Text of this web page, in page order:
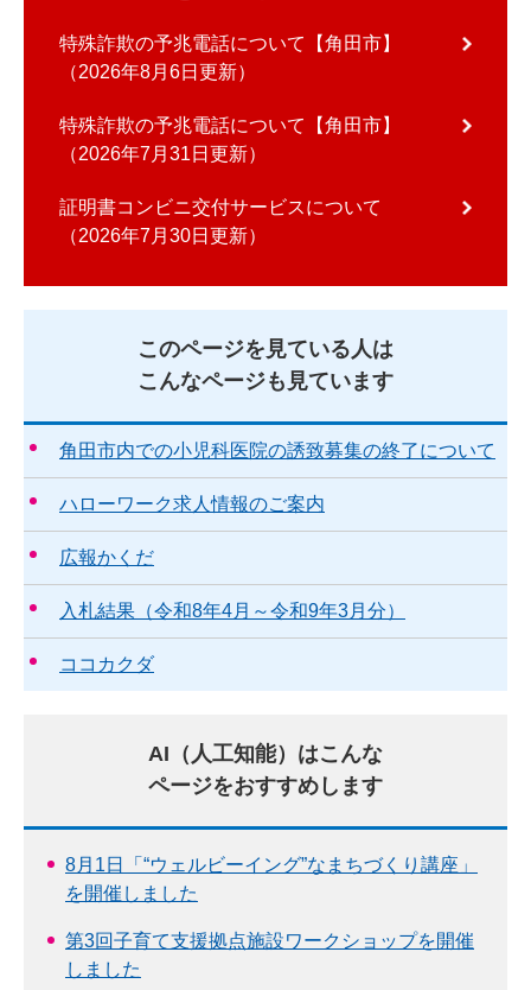
特殊詐欺の予兆電話について【角田市】
2026年8月6日更新
特殊詐欺の予兆電話について【角田市】
2026年7月31日更新
証明書コンビニ交付サービスについて
2026年7月30日更新
このページを見ている人は
こんなページも見ています
角田市内での小児科医院の誘致募集の終了について
ハローワーク求人情報のご案内
広報かくだ
入札結果（令和8年4月～令和9年3月分）
ココカクダ
AI（人工知能）はこんな
ページをおすすめします
8月1日「“ウェルビーイング”なまちづくり講座」
を開催しました
第3回子育て支援拠点施設ワークショップを開催
しました